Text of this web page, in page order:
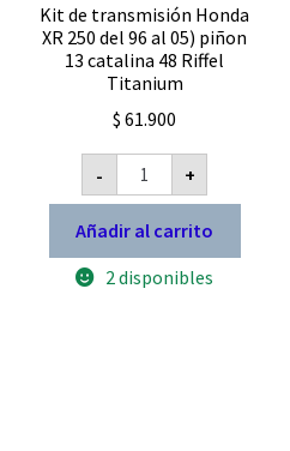
Kit de transmisión Honda
XR 250 del 96 al 05) piñon
13 catalina 48 Riffel
Titanium
$ 61.900
-
Kit
transmisión
Honda
XR
250
del
+
Añadir al carrito
2 disponibles